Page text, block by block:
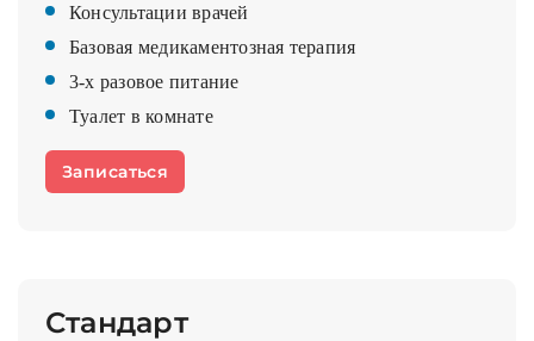
Консультации врачей
Базовая медикаментозная терапия
3-х разовое питание
Туалет в комнате
Записаться
Стандарт